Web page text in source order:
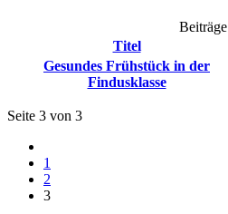
Beiträge
Titel
Gesundes Frühstück in der
Findusklasse
Seite 3 von 3
1
2
3